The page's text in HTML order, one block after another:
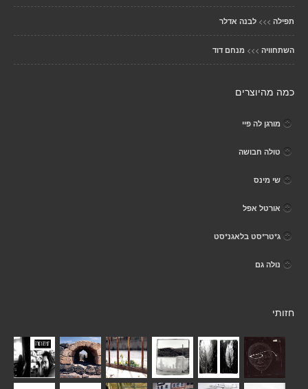
תפילה >>> לבנה אדלר
השתחוויה >>> מנחם דוד
כמה מהיוצרים
מורגן לה פיי
טולה חבושה
שי מינס
אורטל אפל
ג*טר*סט בלאגנ*סט
נולה גם
חזותי